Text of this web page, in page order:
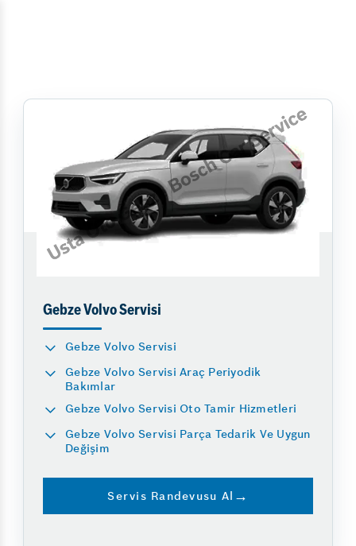
Gebze Volvo Servisi
Gebze Volvo Servisi
Gebze Volvo Servisi Araç Periyodik
Bakımlar
Gebze Volvo Servisi Oto Tamir Hizmetleri
Gebze Volvo Servisi Parça Tedarik Ve Uygun
Değişim
Servis Randevusu Al